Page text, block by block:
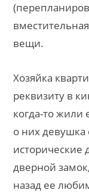
вещи.
Хозяйка
реквизиту в
когда-то жили
о них девушка
дверной
назад ее